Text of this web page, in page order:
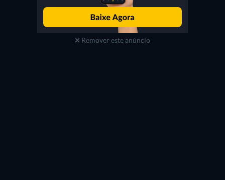
Remover este anúncio